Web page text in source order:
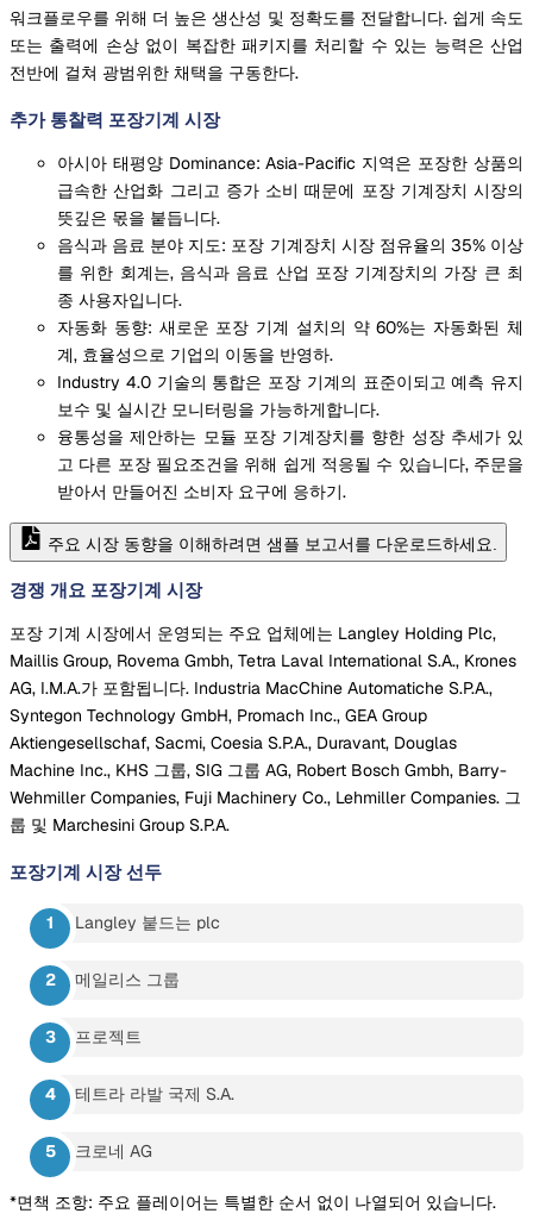
워크플로우를 위해 더 높은 생산성 및 정확도를 전달합니다. 쉽게 속도
또는 출력에 손상 없이 복잡한 패키지를 처리할 수 있는 능력은 산업
전반에 걸쳐 광범위한 채택을 구동한다.
추가 통찰력 포장기계 시장
아시아 태평양 Dominance: Asia-Pacific 지역은 포장한 상품의
급속한 산업화 그리고 증가 소비 때문에 포장 기계장치 시장의
뜻깊은 몫을 붙듭니다.
음식과 음료 분야 지도: 포장 기계장치 시장 점유율의 35% 이상
를 위한 회계는, 음식과 음료 산업 포장 기계장치의 가장 큰 최
종 사용자입니다.
자동화 동향: 새로운 포장 기계 설치의 약 60%는 자동화된 체
계, 효율성으로 기업의 이동을 반영하.
Industry 4.0 기술의 통합은 포장 기계의 표준이되고 예측 유지
보수 및 실시간 모니터링을 가능하게합니다.
융통성을 제안하는 모듈 포장 기계장치를 향한 성장 추세가 있
고 다른 포장 필요조건을 위해 쉽게 적응될 수 있습니다, 주문을
받아서 만들어진 소비자 요구에 응하기.
주요 시장 동향을 이해하려면 샘플 보고서를 다운로드하세요.
경쟁 개요 포장기계 시장
포장 기계 시장에서 운영되는 주요 업체에는 Langley Holding Plc,
Maillis Group, Rovema Gmbh, Tetra Laval International S.A., Krones
AG, I.M.A.가 포함됩니다. Industria MacChine Automatiche S.P.A.,
Syntegon Technology GmbH, Promach Inc., GEA Group
Aktiengesellschaf, Sacmi, Coesia S.P.A., Duravant, Douglas
Machine Inc., KHS 그룹, SIG 그룹 AG, Robert Bosch Gmbh, Barry-
Wehmiller Companies, Fuji Machinery Co., Lehmiller Companies. 그
룹 및 Marchesini Group S.P.A.
포장기계 시장 선두
Langley 붙드는 plc
메일리스 그룹
프로젝트
테트라 라발 국제 S.A.
크로네 AG
*면책 조항: 주요 플레이어는 특별한 순서 없이 나열되어 있습니다.